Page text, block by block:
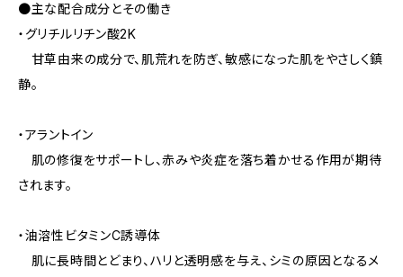
●主な配合成分とその働き
・グリチルリチン酸2K
甘草由来の成分で、肌荒れを防ぎ、敏感になった肌をやさしく鎮
静。
・アラントイン
肌の修復をサポートし、赤みや炎症を落ち着かせる作用が期待
されます。
・油溶性ビタミンC誘導体
肌に長時間とどまり、ハリと透明感を与え、シミの原因となるメ